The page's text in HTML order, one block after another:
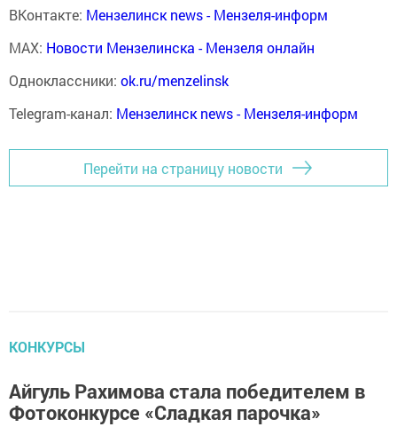
ВКонтакте: Мензелинск news - Мензеля-информ
MAX: Новости Мензелинска - Мензеля онлайн
Одноклассники: ok.ru/menzelinsk
Telegram-канал: Мензелинск news - Мензеля-информ
Перейти на страницу новости
КОНКУРСЫ
Айгуль Рахимова стала победителем в
Фотоконкурсе «Сладкая парочка»